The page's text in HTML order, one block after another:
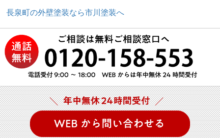
長泉町の外壁塗装なら市川塗装へ